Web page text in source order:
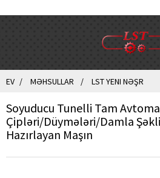
EV MƏHSULLAR LST YENI NƏŞR
Soyuducu Tunelli Tam
Çipləri/Düymələri/Damla
Hazırlayan Maşın